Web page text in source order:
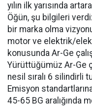
yılın ilk yarısında
Öğün, şu bilgileri
bir marka olma
motor ve elektrik/
konusunda Ar-Ge
Yürüttüğümüz Ar-Ge
nesil sıralı 6 silindirli
Emisyon
45-65 BG aralığında